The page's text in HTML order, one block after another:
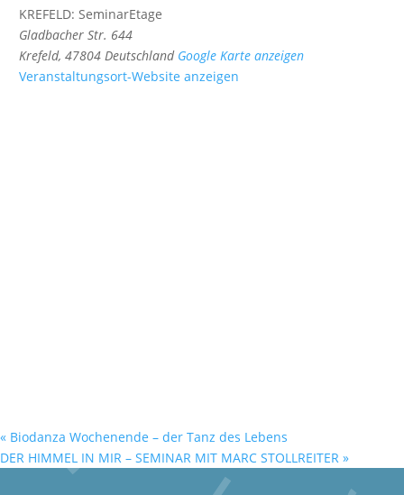
KREFELD: SeminarEtage
Gladbacher Str. 644
Krefeld, 47804 Deutschland Google Karte anzeigen
Veranstaltungsort-Website anzeigen
« Biodanza Wochenende – der Tanz des Lebens
DER HIMMEL IN MIR – SEMINAR MIT MARC STOLLREITER »